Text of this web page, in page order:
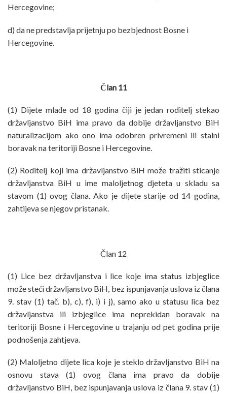
Hercegovine;
d) da ne predstavlja prijetnju po bezbjednost Bosne i
Hercegovine.
Član 11
(1) Dijete mlađe od 18 godina čiji je jedan roditelj stekao
državljanstvo BiH ima pravo da dobije državljanstvo BiH
naturalizacijom ako ono ima odobren privremeni ili stalni
boravak na teritoriji Bosne i Hercegovine.
(2) Roditelj koji ima državljanstvo BiH može tražiti sticanje
državljanstva BiH u ime maloljetnog djeteta u skladu sa
stavom (1) ovog člana. Ako je dijete starije od 14 godina,
zahtijeva se njegov pristanak.
Član 12
(1) Lice bez državljanstva i lice koje ima status izbjeglice
može steći državljanstvo BiH, bez ispunjavanja uslova iz člana
9. stav (1) tač. b), c), f), i) i j), samo ako u statusu lica bez
državljanstva ili izbjeglice ima neprekidan boravak na
teritoriji Bosne i Hercegovine u trajanju od pet godina prije
podnošenja zahtjeva.
(2) Maloljetno dijete lica koje je steklo državljanstvo BiH na
osnovu stava (1) ovog člana ima pravo da dobije
državljanstvo BiH, bez ispunjavanja uslova iz člana 9. stav (1)